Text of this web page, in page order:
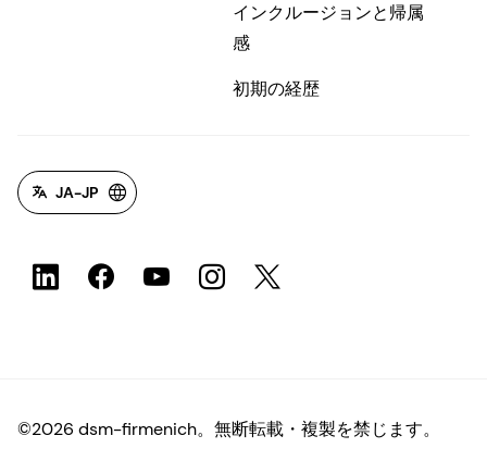
インクルージョンと帰属
感
初期の経歴
JA-JP
©2026 dsm-firmenich。無断転載・複製を禁じます。